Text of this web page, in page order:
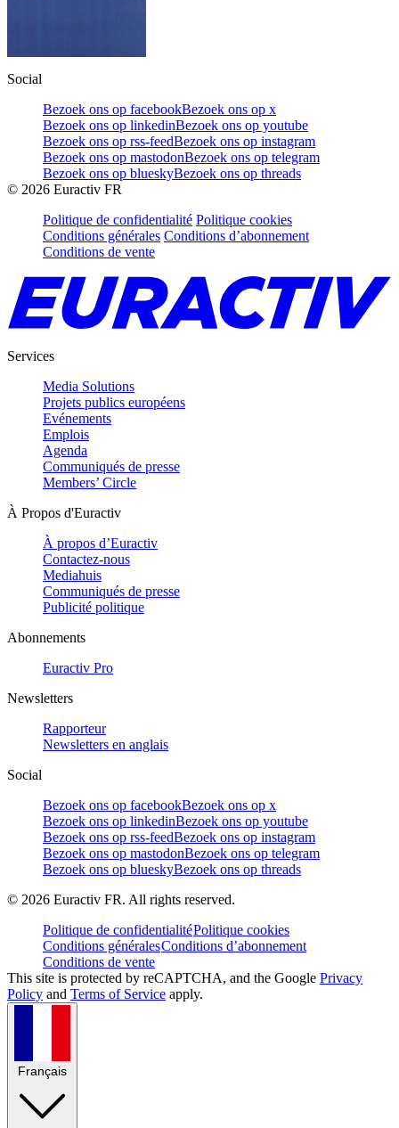
Social
Bezoek ons op facebookBezoek ons op x
Bezoek ons op linkedinBezoek ons op youtube
Bezoek ons op rss-feedBezoek ons op instagram
Bezoek ons op mastodonBezoek ons op telegram
Bezoek ons op blueskyBezoek ons op threads
© 2026 Euractiv FR
Politique de confidentialité Politique cookies
Conditions générales Conditions d’abonnement
Conditions de vente
Services
Media Solutions
Projets publics européens
Evénements
Emplois
Agenda
Communiqués de presse
Members’ Circle
À Propos d'Euractiv
À propos d’Euractiv
Contactez-nous
Mediahuis
Communiqués de presse
Publicité politique
Abonnements
Euractiv Pro
Newsletters
Rapporteur
Newsletters en anglais
Social
Bezoek ons op facebookBezoek ons op x
Bezoek ons op linkedinBezoek ons op youtube
Bezoek ons op rss-feedBezoek ons op instagram
Bezoek ons op mastodonBezoek ons op telegram
Bezoek ons op blueskyBezoek ons op threads
© 2026 Euractiv FR. All rights reserved.
Politique de confidentialitéPolitique cookies
Conditions généralesConditions d’abonnement
Conditions de vente
This site is protected by reCAPTCHA, and the Google Privacy
Policy and Terms of Service apply.
Français